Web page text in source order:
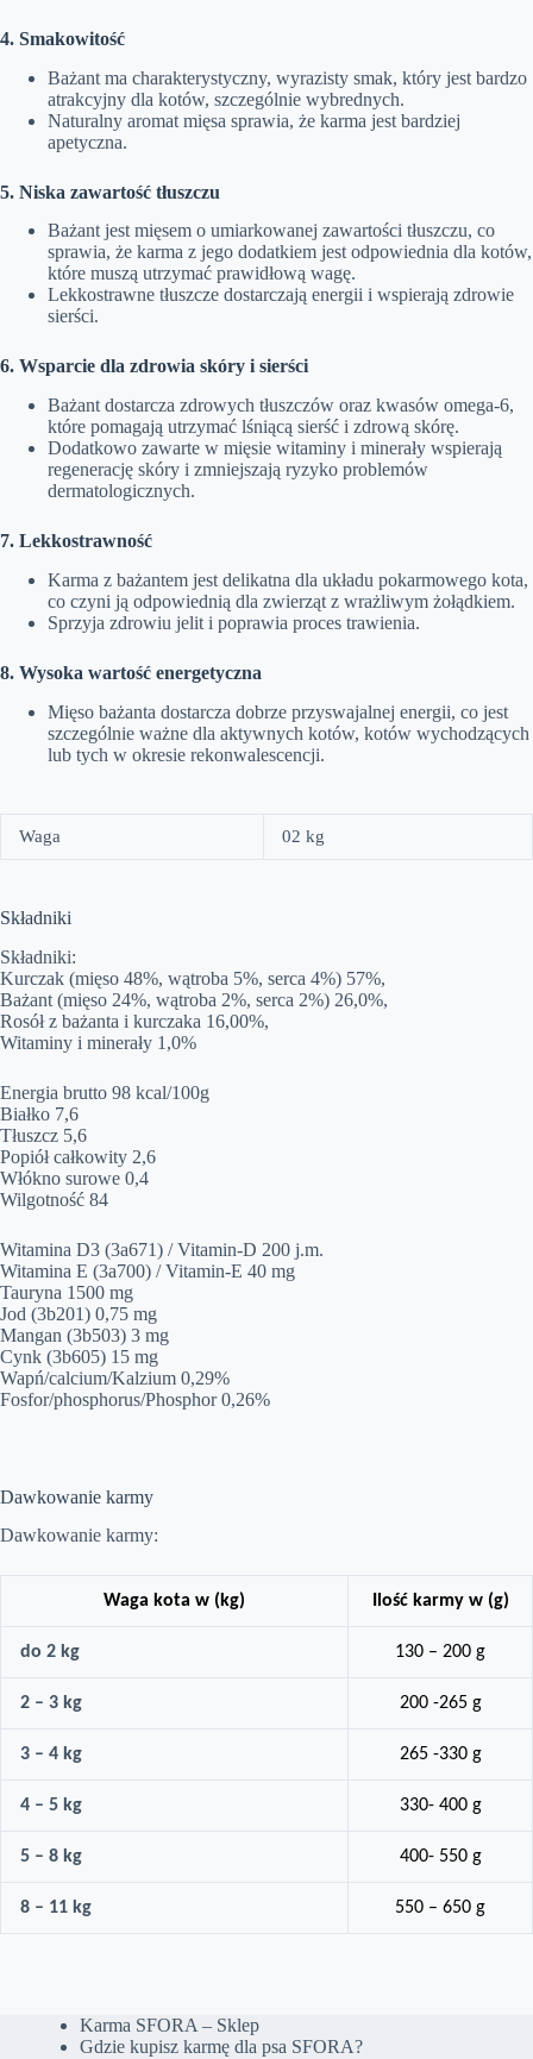
4. Smakowitość
Bażant ma charakterystyczny, wyrazisty smak, który jest bardzo
atrakcyjny dla kotów, szczególnie wybrednych.
Naturalny aromat mięsa sprawia, że karma jest bardziej
apetyczna.
5. Niska zawartość tłuszczu
Bażant jest mięsem o umiarkowanej zawartości tłuszczu, co
sprawia, że karma z jego dodatkiem jest odpowiednia dla kotów,
które muszą utrzymać prawidłową wagę.
Lekkostrawne tłuszcze dostarczają energii i wspierają zdrowie
sierści.
6. Wsparcie dla zdrowia skóry i sierści
Bażant dostarcza zdrowych tłuszczów oraz kwasów omega-6,
które pomagają utrzymać lśniącą sierść i zdrową skórę.
Dodatkowo zawarte w mięsie witaminy i minerały wspierają
regenerację skóry i zmniejszają ryzyko problemów
dermatologicznych.
7. Lekkostrawność
Karma z bażantem jest delikatna dla układu pokarmowego kota,
co czyni ją odpowiednią dla zwierząt z wrażliwym żołądkiem.
Sprzyja zdrowiu jelit i poprawia proces trawienia.
8. Wysoka wartość energetyczna
Mięso bażanta dostarcza dobrze przyswajalnej energii, co jest
szczególnie ważne dla aktywnych kotów, kotów wychodzących
lub tych w okresie rekonwalescencji.
Waga 02 kg
Składniki
Składniki:
Kurczak (mięso 48%, wątroba 5%, serca 4%) 57%,
Bażant (mięso 24%, wątroba 2%, serca 2%) 26,0%,
Rosół z bażanta i kurczaka 16,00%,
Witaminy i minerały 1,0%
Energia brutto 98 kcal/100g
Białko 7,6
Tłuszcz 5,6
Popiół całkowity 2,6
Włókno surowe 0,4
Wilgotność 84
Witamina D3 (3a671) / Vitamin-D 200 j.m.
Witamina E (3a700) / Vitamin-E 40 mg
Tauryna 1500 mg
Jod (3b201) 0,75 mg
Mangan (3b503) 3 mg
Cynk (3b605) 15 mg
Wapń/calcium/Kalzium 0,29%
Fosfor/phosphorus/Phosphor 0,26%
Dawkowanie karmy
Dawkowanie karmy:
Waga kota w (kg) Ilość karmy w (g)
do 2 kg 130 – 200 g
2 – 3 kg 200 -265 g
3 – 4 kg 265 -330 g
4 – 5 kg 330- 400 g
5 – 8 kg 400- 550 g
8 – 11 kg 550 – 650 g
Karma SFORA – Sklep
Gdzie kupisz karmę dla psa SFORA?